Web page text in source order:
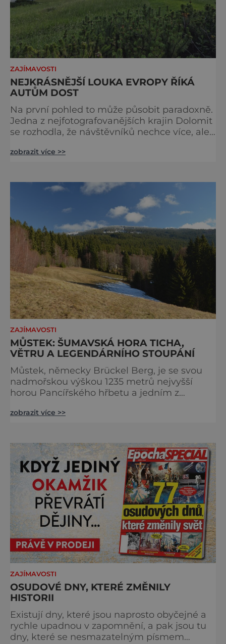
ZAJÍMAVOSTI
NEJKRÁSNĚJŠÍ LOUKA EVROPY ŘÍKÁ
AUTŮM DOST
Na první pohled to může působit paradoxně.
Jedna z nejfotografovanějších krajin Dolomit
se rozhodla, že návštěvníků nechce více, ale
louka v Evropě, zavádí od léta 2026 nová
přijíždějí. Nejde o boj proti turistům. Jde o
ochranu krajiny, která už nechce být obětí
vlastního úspě
zobrazit více >>
ZAJÍMAVOSTI
MŮSTEK: ŠUMAVSKÁ HORA TICHA,
VĚTRU A LEGENDÁRNÍHO STOUPÁNÍ
Můstek, německy Brückel Berg, je se svou
nadmořskou výškou 1235 metrů nejvyšší
horou Pancířského hřbetu a jedním z
Šumavy. Přestože nestojí v centru hlavních
Můstek si dodnes uchovává syrový horský
charakter, klid a zvláštní atmosféru
šumavských hřebenů, kde se střídá hustý les
zobrazit více >>
ZAJÍMAVOSTI
OSUDOVÉ DNY, KTERÉ ZMĚNILY
HISTORII
Existují dny, které jsou naprosto obyčejné a
rychle upadnou v zapomnění, a pak jsou tu
dny, které se nesmazatelným písmem